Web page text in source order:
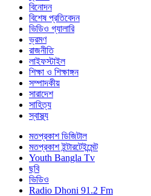
বিনোদন
বিশেষ প্রতিবেদন
ভিডিও গ্যালারি
ভ্রমণ
রাজনীতি
লাইফস্টাইল
শিক্ষা ও শিক্ষাঙ্গন
সম্পাদকীয়
সারাদেশ
সাহিত্য
স্বাস্থ্য
মতপ্রকাশ ডিজিটাল
মতপ্রকাশ ইন্টারটেইন্মেন্ট
Youth Bangla Tv
ছবি
ভিডিও
Radio Dhoni 91.2 Fm